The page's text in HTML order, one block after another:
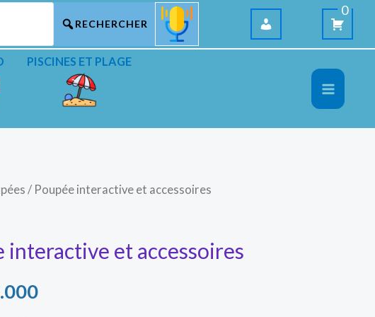
0
PISCINES ET PLAGE
/ Poupée interactive et accessoires
interactive et accessoires